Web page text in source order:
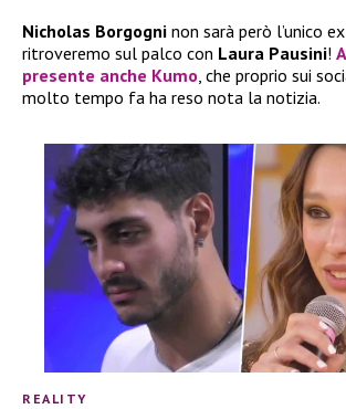
Nicholas Borgogni non sarà però l’unico
ritroveremo sul palco con Laura Pausini!
presente anche Kumo, che proprio sui
molto tempo fa ha reso nota la notizia.
REALITY